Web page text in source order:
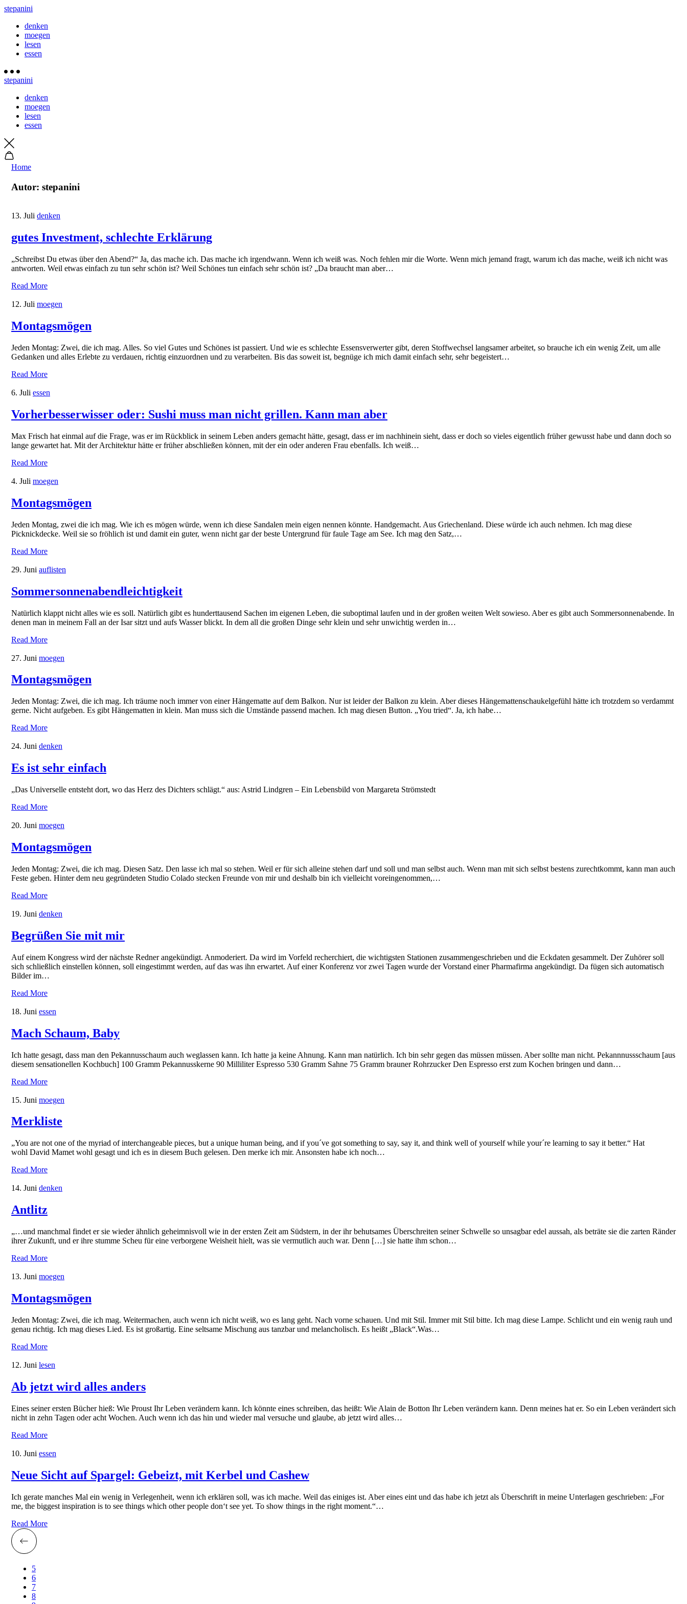
stepanini
denken
moegen
lesen
essen
stepanini
denken
moegen
lesen
essen
Home
Autor: stepanini
13. Juli denken
gutes Investment, schlechte Erklärung
„Schreibst Du etwas über den Abend?“ Ja, das mache ich. Das mache ich irgendwann. Wenn ich weiß was. Noch fehlen mir die Worte. Wenn mich jemand fragt, warum ich das mache, weiß ich nicht was
antworten. Weil etwas einfach zu tun sehr schön ist? Weil Schönes tun einfach sehr schön ist? „Da braucht man aber…
Read More
12. Juli moegen
Montagsmögen
Jeden Montag: Zwei, die ich mag. Alles. So viel Gutes und Schönes ist passiert. Und wie es schlechte Essensverwerter gibt, deren Stoffwechsel langsamer arbeitet, so brauche ich ein wenig Zeit, um alle
Gedanken und alles Erlebte zu verdauen, richtig einzuordnen und zu verarbeiten. Bis das soweit ist, begnüge ich mich damit einfach sehr, sehr begeistert…
Read More
6. Juli essen
Vorherbesserwisser oder: Sushi muss man nicht grillen. Kann man aber
Max Frisch hat einmal auf die Frage, was er im Rückblick in seinem Leben anders gemacht hätte, gesagt, dass er im nachhinein sieht, dass er doch so vieles eigentlich früher gewusst habe und dann doch so
lange gewartet hat. Mit der Architektur hätte er früher abschließen können, mit der ein oder anderen Frau ebenfalls. Ich weiß…
Read More
4. Juli moegen
Montagsmögen
Jeden Montag, zwei die ich mag. Wie ich es mögen würde, wenn ich diese Sandalen mein eigen nennen könnte. Handgemacht. Aus Griechenland. Diese würde ich auch nehmen. Ich mag diese
Picknickdecke. Weil sie so fröhlich ist und damit ein guter, wenn nicht gar der beste Untergrund für faule Tage am See. Ich mag den Satz,…
Read More
29. Juni auflisten
Sommersonnenabendleichtigkeit
Natürlich klappt nicht alles wie es soll. Natürlich gibt es hunderttausend Sachen im eigenen Leben, die suboptimal laufen und in der großen weiten Welt sowieso. Aber es gibt auch Sommersonnenabende. In
denen man in meinem Fall an der Isar sitzt und aufs Wasser blickt. In dem all die großen Dinge sehr klein und sehr unwichtig werden in…
Read More
27. Juni moegen
Montagsmögen
Jeden Montag: Zwei, die ich mag. Ich träume noch immer von einer Hängematte auf dem Balkon. Nur ist leider der Balkon zu klein. Aber dieses Hängemattenschaukelgefühl hätte ich trotzdem so verdammt
gerne. Nicht aufgeben. Es gibt Hängematten in klein. Man muss sich die Umstände passend machen. Ich mag diesen Button. „You tried“. Ja, ich habe…
Read More
24. Juni denken
Es ist sehr einfach
„Das Universelle entsteht dort, wo das Herz des Dichters schlägt.“ aus: Astrid Lindgren – Ein Lebensbild von Margareta Strömstedt
Read More
20. Juni moegen
Montagsmögen
Jeden Montag: Zwei, die ich mag. Diesen Satz. Den lasse ich mal so stehen. Weil er für sich alleine stehen darf und soll und man selbst auch. Wenn man mit sich selbst bestens zurechtkommt, kann man auch
Feste geben. Hinter dem neu gegründeten Studio Colado stecken Freunde von mir und deshalb bin ich vielleicht voreingenommen,…
Read More
19. Juni denken
Begrüßen Sie mit mir
Auf einem Kongress wird der nächste Redner angekündigt. Anmoderiert. Da wird im Vorfeld recherchiert, die wichtigsten Stationen zusammengeschrieben und die Eckdaten gesammelt. Der Zuhörer soll
sich schließlich einstellen können, soll eingestimmt werden, auf das was ihn erwartet. Auf einer Konferenz vor zwei Tagen wurde der Vorstand einer Pharmafirma angekündigt. Da fügen sich automatisch
Bilder im…
Read More
18. Juni essen
Mach Schaum, Baby
Ich hatte gesagt, dass man den Pekannusschaum auch weglassen kann. Ich hatte ja keine Ahnung. Kann man natürlich. Ich bin sehr gegen das müssen müssen. Aber sollte man nicht. Pekannnussschaum [aus
diesem sensationellen Kochbuch] 100 Gramm Pekannusskerne 90 Milliliter Espresso 530 Gramm Sahne 75 Gramm brauner Rohrzucker Den Espresso erst zum Kochen bringen und dann…
Read More
15. Juni moegen
Merkliste
„You are not one of the myriad of interchangeable pieces, but a unique human being, and if you´ve got something to say, say it, and think well of yourself while your´re learning to say it better.“ Hat
wohl David Mamet wohl gesagt und ich es in diesem Buch gelesen. Den merke ich mir. Ansonsten habe ich noch…
Read More
14. Juni denken
Antlitz
„…und manchmal findet er sie wieder ähnlich geheimnisvoll wie in der ersten Zeit am Südstern, in der ihr behutsames Überschreiten seiner Schwelle so unsagbar edel aussah, als beträte sie die zarten Ränder
ihrer Zukunft, und er ihre stumme Scheu für eine verborgene Weisheit hielt, was sie vermutlich auch war. Denn […] sie hatte ihm schon…
Read More
13. Juni moegen
Montagsmögen
Jeden Montag: Zwei, die ich mag. Weitermachen, auch wenn ich nicht weiß, wo es lang geht. Nach vorne schauen. Und mit Stil. Immer mit Stil bitte. Ich mag diese Lampe. Schlicht und ein wenig rauh und
genau richtig. Ich mag dieses Lied. Es ist großartig. Eine seltsame Mischung aus tanzbar und melancholisch. Es heißt „Black“.Was…
Read More
12. Juni lesen
Ab jetzt wird alles anders
Eines seiner ersten Bücher hieß: Wie Proust Ihr Leben verändern kann. Ich könnte eines schreiben, das heißt: Wie Alain de Botton Ihr Leben verändern kann. Denn meines hat er. So ein Leben verändert sich
nicht in zehn Tagen oder acht Wochen. Auch wenn ich das hin und wieder mal versuche und glaube, ab jetzt wird alles…
Read More
10. Juni essen
Neue Sicht auf Spargel: Gebeizt, mit Kerbel und Cashew
Ich gerate manches Mal ein wenig in Verlegenheit, wenn ich erklären soll, was ich mache. Weil das einiges ist. Aber eines eint und das habe ich jetzt als Überschrift in meine Unterlagen geschrieben: „For
me, the biggest inspiration is to see things which other people don‘t see yet. To show things in the right moment.“…
Read More
5
6
7
8